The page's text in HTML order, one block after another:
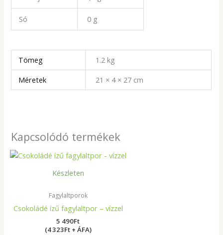
Só 0 g
Tömeg
1.2 kg
Méretek
21 × 4 × 27 cm
Kapcsolódó termékek
Készleten
Fagylaltporok
Csokoládé ízű fagylaltpor – vízzel
5 490Ft
(4 323Ft + ÁFA)